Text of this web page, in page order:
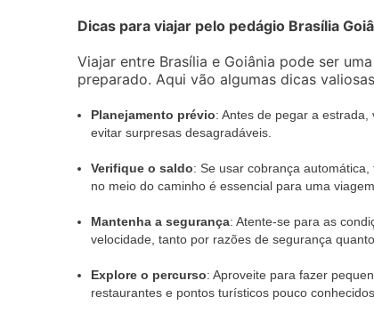
Dicas para viajar pelo pedágio Brasília
Viajar entre Brasília e Goiânia pode ser
preparado. Aqui vão algumas dicas
Planejamento prévio: Antes de pegar a
evitar surpresas desagradáveis.
Verifique o saldo: Se usar cobrança
no meio do caminho é essencial para uma
Mantenha a segurança: Atente-se para as
velocidade, tanto por razões de segurança
Explore o percurso: Aproveite para fazer
restaurantes e pontos turísticos pouco conhecidos.